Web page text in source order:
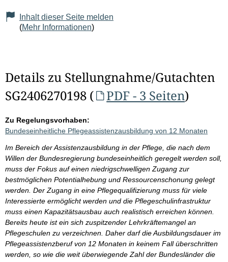
Inhalt dieser Seite melden
(Mehr Informationen)
Details zu Stellungnahme/Gutachten
SG2406270198 (
PDF - 3 Seiten)
Zu Regelungsvorhaben:
Bundeseinheitliche Pflegeassistenzausbildung von 12 Monaten
Im Bereich der Assistenzausbildung in der Pflege, die nach dem
Willen der Bundesregierung bundeseinheitlich geregelt werden soll,
muss der Fokus auf einen niedrigschwelligen Zugang zur
bestmöglichen Potentialhebung und Ressourcenschonung gelegt
werden. Der Zugang in eine Pflegequalifizierung muss für viele
Interessierte ermöglicht werden und die Pflegeschulinfrastruktur
muss einen Kapazitätsausbau auch realistisch erreichen können.
Bereits heute ist ein sich zuspitzender Lehrkräftemangel an
Pflegeschulen zu verzeichnen. Daher darf die Ausbildungsdauer im
Pflegeassistenzberuf von 12 Monaten in keinem Fall überschritten
werden, so wie die weit überwiegende Zahl der Bundesländer die